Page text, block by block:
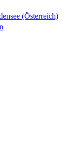
(Österreich)